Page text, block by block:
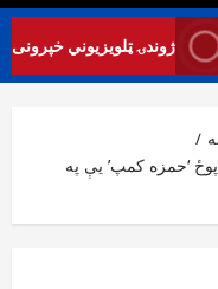
ژوندۍ ټلویزیوني خپرونی
‘حمزه کمپ’ یې په